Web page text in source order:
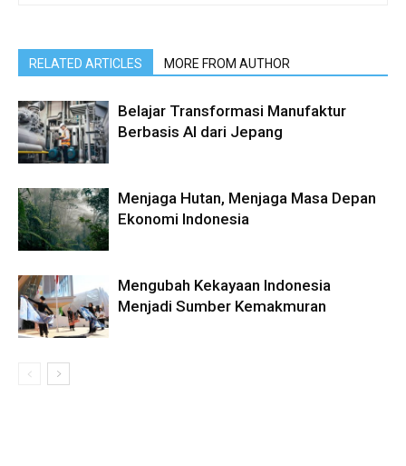
RELATED ARTICLES MORE FROM AUTHOR
Belajar Transformasi Manufaktur
Berbasis AI dari Jepang
Menjaga Hutan, Menjaga Masa Depan
Ekonomi Indonesia
Mengubah Kekayaan Indonesia
Menjadi Sumber Kemakmuran